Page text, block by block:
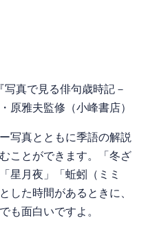
『写真で見る俳句歳時記－
原雅夫監修（小峰書店）
写真とともに季語の解説
ことができます。「冬ざ
星月夜」「蚯蚓（ミミ
た時間があるときに、
も面白いですよ。